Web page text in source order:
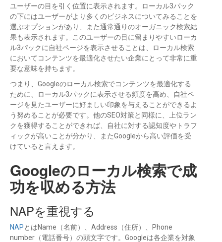
ユーザーの目を引く位置に表示されます。ローカル3パック
の下にはユーザーがより多くのビジネスについてみることを
選ぶオプションがあり、また通常通りのオーガニック検索結
果も表示されます。このユーザーの目に留まりやすいローカ
ル3パックに自社ページを表示させることは、ローカル検索
においてコンテンツを最適化させたい企業にとって非常に重
要な意味を持ちます。
つまり、Googleのローカル検索でコンテンツを最適化する
ために、ローカル3パックに表示させる頻度を高め、自社ペ
ージを見たユーザーに好ましい印象を与えることができるよ
う努めることが必要です。他のSEO対策と同様に、上位ラン
クを獲得することができれば、自社に対する認知度やトラフ
ィックが高いことが分かり、またGoogleから高い評価を受
けていると言えます。
Googleのローカル検索で成
功を収める方法
NAPを重視する
NAPとはName（名前）、Address（住所）、Phone
number（電話番号）の頭文字です。Googleは各企業を対象